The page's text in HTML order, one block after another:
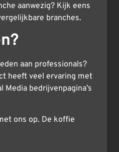
aanwezig? Kijk eens
branches.
aan professionals?
heeft veel ervaring met
bedrijvenpagina’s
ons op. De koffie